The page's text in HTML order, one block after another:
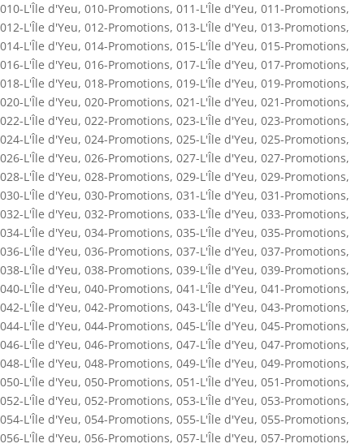
010-L'Île d'Yeu, 010-Promotions, 011-L'Île d'Yeu, 011-Promotions,
012-L'Île d'Yeu, 012-Promotions, 013-L'Île d'Yeu, 013-Promotions,
014-L'Île d'Yeu, 014-Promotions, 015-L'Île d'Yeu, 015-Promotions,
016-L'Île d'Yeu, 016-Promotions, 017-L'Île d'Yeu, 017-Promotions,
018-L'Île d'Yeu, 018-Promotions, 019-L'Île d'Yeu, 019-Promotions,
020-L'Île d'Yeu, 020-Promotions, 021-L'Île d'Yeu, 021-Promotions,
022-L'Île d'Yeu, 022-Promotions, 023-L'Île d'Yeu, 023-Promotions,
024-L'Île d'Yeu, 024-Promotions, 025-L'Île d'Yeu, 025-Promotions,
026-L'Île d'Yeu, 026-Promotions, 027-L'Île d'Yeu, 027-Promotions,
028-L'Île d'Yeu, 028-Promotions, 029-L'Île d'Yeu, 029-Promotions,
030-L'Île d'Yeu, 030-Promotions, 031-L'Île d'Yeu, 031-Promotions,
032-L'Île d'Yeu, 032-Promotions, 033-L'Île d'Yeu, 033-Promotions,
034-L'Île d'Yeu, 034-Promotions, 035-L'Île d'Yeu, 035-Promotions,
036-L'Île d'Yeu, 036-Promotions, 037-L'Île d'Yeu, 037-Promotions,
038-L'Île d'Yeu, 038-Promotions, 039-L'Île d'Yeu, 039-Promotions,
040-L'Île d'Yeu, 040-Promotions, 041-L'Île d'Yeu, 041-Promotions,
042-L'Île d'Yeu, 042-Promotions, 043-L'Île d'Yeu, 043-Promotions,
044-L'Île d'Yeu, 044-Promotions, 045-L'Île d'Yeu, 045-Promotions,
046-L'Île d'Yeu, 046-Promotions, 047-L'Île d'Yeu, 047-Promotions,
048-L'Île d'Yeu, 048-Promotions, 049-L'Île d'Yeu, 049-Promotions,
050-L'Île d'Yeu, 050-Promotions, 051-L'Île d'Yeu, 051-Promotions,
052-L'Île d'Yeu, 052-Promotions, 053-L'Île d'Yeu, 053-Promotions,
054-L'Île d'Yeu, 054-Promotions, 055-L'Île d'Yeu, 055-Promotions,
056-L'Île d'Yeu, 056-Promotions, 057-L'Île d'Yeu, 057-Promotions,